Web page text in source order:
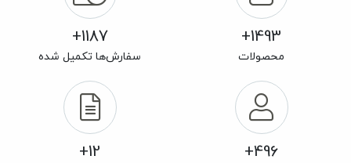
1493+
محصولات
1187+
سفارش‌ها تکمیل شده
496+
12+